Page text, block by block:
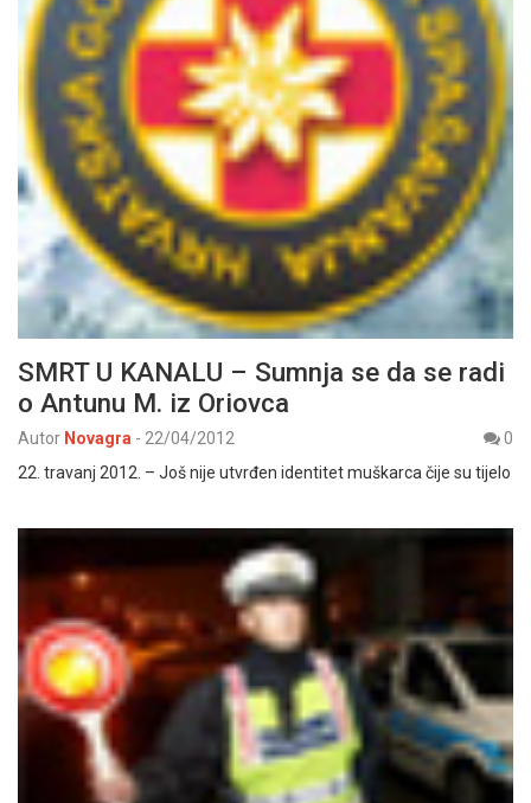
SMRT U KANALU – Sumnja se da se radi
o Antunu M. iz Oriovca
Autor Novagra - 22/04/2012
0
22. travanj 2012. – Još nije utvrđen identitet muškarca čije su tijelo